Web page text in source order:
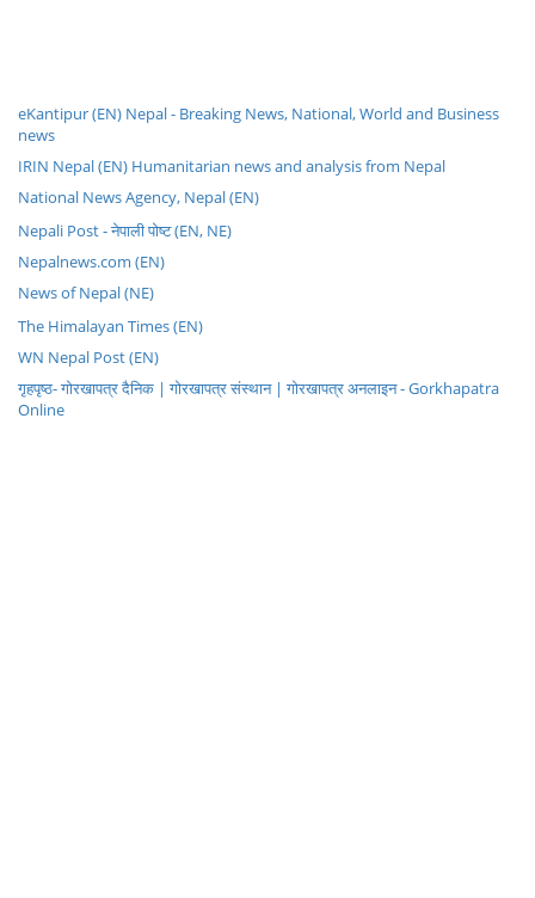
eKantipur (EN) Nepal - Breaking News, National, World and Business
news
IRIN Nepal (EN) Humanitarian news and analysis from Nepal
National News Agency, Nepal (EN)
Nepali Post - नेपाली पोष्ट (EN, NE)
Nepalnews.com (EN)
News of Nepal (NE)
The Himalayan Times (EN)
WN Nepal Post (EN)
गृहपृष्ठ- गोरखापत्र दैनिक | गोरखापत्र संस्थान | गोरखापत्र अनलाइन - Gorkhapatra
Online